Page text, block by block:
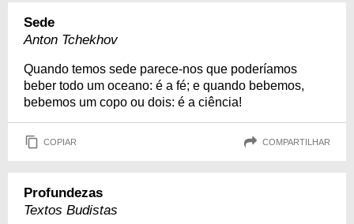
Sede
Anton Tchekhov
Quando temos sede parece-nos que poderíamos
beber todo um oceano: é a fé; e quando bebemos,
bebemos um copo ou dois: é a ciência!
COPIAR COMPARTILHAR
Profundezas
Textos Budistas